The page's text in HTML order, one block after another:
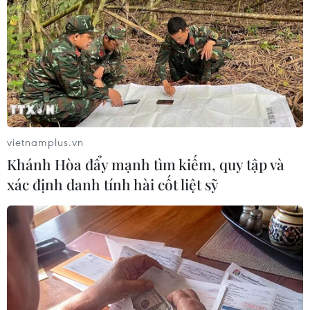
Quảng Ninh là tỉnh đầu tiên chủ động xin phép
và đã triển khai xét nghiệm trên diện rộng có
trọng tâm, trọng điểm để sàng lọc các trường
hợp nguy cơ cao.
Tỉnh tổ chức xét nghiệm toàn bộ cư dân trên địa
bàn thuộc các đối tượng là những người có
bệnh lý nền; những người có biểu hiện dịch tễ
liên quan đến COVID-19; toàn bộ nhân viên y tế
và người tham gia các lực lượng phòng chống
dịch; những người làm việc ở các nơi thường
xuyên tiếp xúc với nhiều người; lái xe taxi, xe
khách, xe ôm...; người giao hàng; làm việc tại
các cơ sở dịch vụ cắt tóc, gội đầu, mát xa,
karaoke, thẩm mỹ...
vietnamplus.vn
Khánh Hòa đẩy mạnh tìm kiếm, quy tập và
xác định danh tính hài cốt liệt sỹ